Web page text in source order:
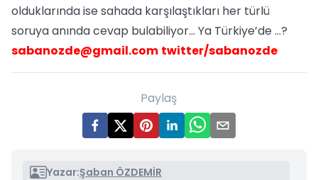
olduklarında ise sahada karşılaştıkları her türlü
soruya anında cevap bulabiliyor... Ya Türkiye’de ...?
sabanozde@gmail.com twitter/sabanozde
Paylaş
Yazar:Şaban ÖZDEMİR